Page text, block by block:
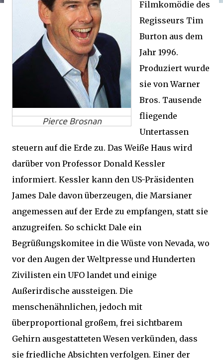
Pierce Brosnan
Filmkomödie des
Regisseurs Tim
Burton aus dem
Jahr 1996.
Produziert wurde
sie von Warner
Bros. Tausende
fliegende
Untertassen
steuern auf die Erde zu. Das Weiße Haus wird
darüber von Professor Donald Kessler
informiert. Kessler kann den US-Präsidenten
James Dale davon überzeugen, die Marsianer
angemessen auf der Erde zu empfangen, statt sie
anzugreifen. So schickt Dale ein
Begrüßungskomitee in die Wüste von Nevada, wo
vor den Augen der Weltpresse und Hunderten
Zivilisten ein UFO landet und einige
Außerirdische aussteigen. Die
menschenähnlichen, jedoch mit
überproportional großem, frei sichtbarem
Gehirn ausgestatteten Wesen verkünden, dass
sie friedliche Absichten verfolgen. Einer der